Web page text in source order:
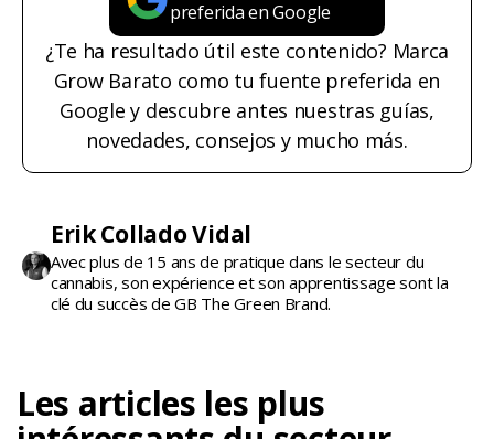
preferida en Google
¿Te ha resultado útil este contenido? Marca
Grow Barato como tu fuente preferida en
Google y descubre antes nuestras guías,
novedades, consejos y mucho más.
Erik Collado Vidal
Avec plus de 15 ans de pratique dans le secteur du
cannabis, son expérience et son apprentissage sont la
clé du succès de GB The Green Brand.
Les articles les plus